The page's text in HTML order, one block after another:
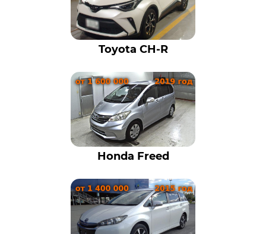
Toyota CH-R
Honda Freed